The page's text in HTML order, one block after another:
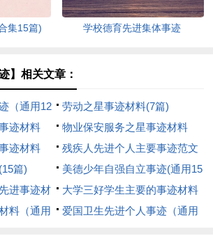
集15篇) 学校德育先进集体事迹
】相关文章：
（通用12
劳动之星事迹材料(7篇)
迹材料
物业保安服务之星事迹材料
迹材料
残疾人先进个人主要事迹范文
（精选5篇）
篇)
美德少年自强自立事迹(通用15
篇)
进事迹材
大学三好学生主要的事迹材料
12篇
料（通用
爱国卫生先进个人事迹（通用